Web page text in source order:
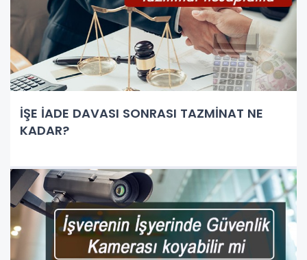
İŞE İADE DAVASI SONRASI TAZMİNAT NE
KADAR?